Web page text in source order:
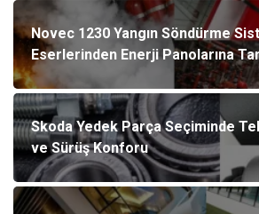
Novec 1230 Yangın Söndürme
Eserlerinden Enerji Panolarına
Skoda Yedek Parça Seçiminde
ve Sürüş Konforu